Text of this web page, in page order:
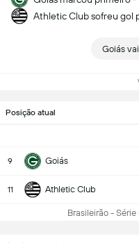
Athletic Club sofreu gol
Goiás
Posição atual
9 Goiás
11 Athletic Club
Brasileirão - Série